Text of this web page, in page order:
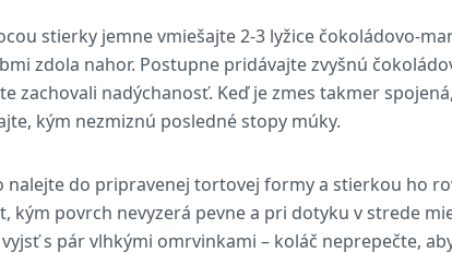
stierky jemne vmiešajte 2-3 lyžice čokoládovo-
zdola nahor. Postupne pridávajte zvyšnú
zachovali nadýchanosť. Keď je zmes takmer
kým nezmiznú posledné stopy múky.
nalejte do pripravenej tortovej formy a stierkou ho
kým povrch nevyzerá pevne a pri dotyku v strede
s pár vlhkými omrvinkami – koláč neprepečte,